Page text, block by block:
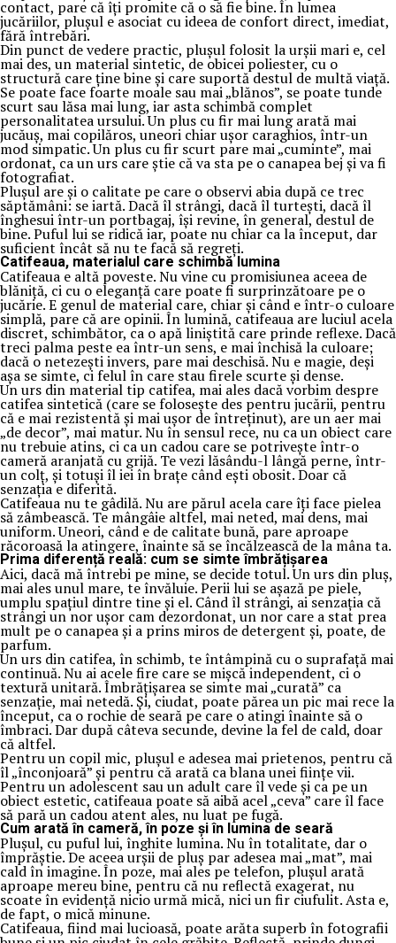
contact, pare că îți promite că o să fie bine. În lumea
jucăriilor, plușul e asociat cu ideea de confort direct, imediat,
fără întrebări.
Din punct de vedere practic, plușul folosit la urșii mari e, cel
mai des, un material sintetic, de obicei poliester, cu o
structură care ține bine și care suportă destul de multă viață.
Se poate face foarte moale sau mai „blănos”, se poate tunde
scurt sau lăsa mai lung, iar asta schimbă complet
personalitatea ursului. Un plus cu fir mai lung arată mai
jucăuș, mai copilăros, uneori chiar ușor caraghios, într-un
mod simpatic. Un plus cu fir scurt pare mai „cuminte”, mai
ordonat, ca un urs care știe că va sta pe o canapea bej și va fi
fotografiat.
Plușul are și o calitate pe care o observi abia după ce trec
săptămâni: se iartă. Dacă îl strângi, dacă îl turtești, dacă îl
înghesui într-un portbagaj, își revine, în general, destul de
bine. Puful lui se ridică iar, poate nu chiar ca la început, dar
suficient încât să nu te facă să regreți.
Catifeaua, materialul care schimbă lumina
Catifeaua e altă poveste. Nu vine cu promisiunea aceea de
blăniță, ci cu o eleganță care poate fi surprinzătoare pe o
jucărie. E genul de material care, chiar și când e într-o culoare
simplă, pare că are opinii. În lumină, catifeaua are luciul acela
discret, schimbător, ca o apă liniștită care prinde reflexe. Dacă
treci palma peste ea într-un sens, e mai închisă la culoare;
dacă o netezești invers, pare mai deschisă. Nu e magie, deși
așa se simte, ci felul în care stau firele scurte și dense.
Un urs din material tip catifea, mai ales dacă vorbim despre
catifea sintetică (care se folosește des pentru jucării, pentru
că e mai rezistentă și mai ușor de întreținut), are un aer mai
„de decor”, mai matur. Nu în sensul rece, nu ca un obiect care
nu trebuie atins, ci ca un cadou care se potrivește într-o
cameră aranjată cu grijă. Te vezi lăsându-l lângă perne, într-
un colț, și totuși îl iei în brațe când ești obosit. Doar că
senzația e diferită.
Catifeaua nu te gâdilă. Nu are părul acela care îți face pielea
să zâmbească. Te mângâie altfel, mai neted, mai dens, mai
uniform. Uneori, când e de calitate bună, pare aproape
răcoroasă la atingere, înainte să se încălzească de la mâna ta.
Prima diferență reală: cum se simte îmbrățișarea
Aici, dacă mă întrebi pe mine, se decide totul. Un urs din pluș,
mai ales unul mare, te învăluie. Perii lui se așază pe piele,
umplu spațiul dintre tine și el. Când îl strângi, ai senzația că
strângi un nor ușor cam dezordonat, un nor care a stat prea
mult pe o canapea și a prins miros de detergent și, poate, de
parfum.
Un urs din catifea, în schimb, te întâmpină cu o suprafață mai
continuă. Nu ai acele fire care se mișcă independent, ci o
textură unitară. Îmbrățișarea se simte mai „curată” ca
senzație, mai netedă. Și, ciudat, poate părea un pic mai rece la
început, ca o rochie de seară pe care o atingi înainte să o
îmbraci. Dar după câteva secunde, devine la fel de cald, doar
că altfel.
Pentru un copil mic, plușul e adesea mai prietenos, pentru că
îl „înconjoară” și pentru că arată ca blana unei ființe vii.
Pentru un adolescent sau un adult care îl vede și ca pe un
obiect estetic, catifeaua poate să aibă acel „ceva” care îl face
să pară un cadou atent ales, nu luat pe fugă.
Cum arată în cameră, în poze și în lumina de seară
Plușul, cu puful lui, înghite lumina. Nu în totalitate, dar o
împrăștie. De aceea urșii de pluș par adesea mai „mat”, mai
cald în imagine. În poze, mai ales pe telefon, plușul arată
aproape mereu bine, pentru că nu reflectă exagerat, nu
scoate în evidență nicio urmă mică, nici un fir ciufulit. Asta e,
de fapt, o mică minune.
Catifeaua, fiind mai lucioasă, poate arăta superb în fotografii